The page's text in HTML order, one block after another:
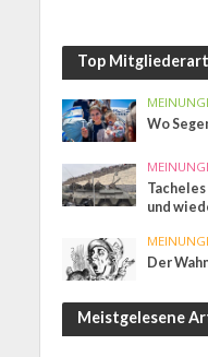
Top
Wo
und
Der
Meistgelesene